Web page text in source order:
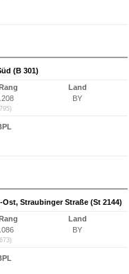
(B 301)
Land
BY
Straubinger Straße (St 2144)
Land
BY